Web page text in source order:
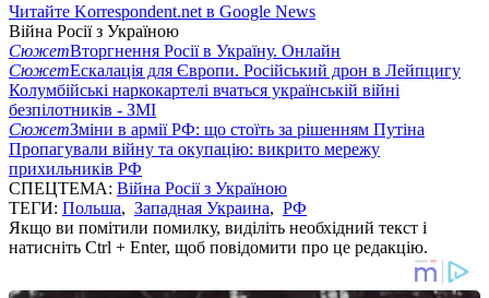
Читайте Korrespondent.net в Google News
Війна Росії з Україною
СюжетВторгнення Росії в Україну. Онлайн
СюжетЕскалація для Європи. Російський дрон в Лейпцигу
Колумбійські наркокартелі вчаться українській війні
безпілотників - ЗМІ
СюжетЗміни в армії РФ: що стоїть за рішенням Путіна
Пропагували війну та окупацію: викрито мережу
прихильників РФ
СПЕЦТЕМА: Війна Росії з Україною
ТЕГИ: Польша, Западная Украина, РФ
Якщо ви помітили помилку, виділіть необхідний текст і
натисніть Ctrl + Enter, щоб повідомити про це редакцію.